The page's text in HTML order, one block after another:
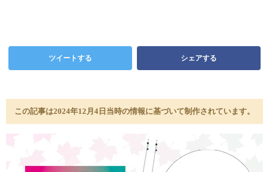
ツイートする シェアする
この記事は2024年12月4日当時の情報に基づいて制作されています。